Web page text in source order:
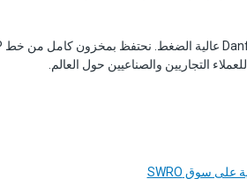
التجاريين والصناعيين حول العالم.